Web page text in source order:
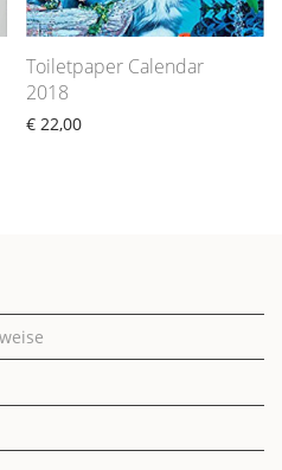
Toiletpaper Calendar
2018
€ 22,00